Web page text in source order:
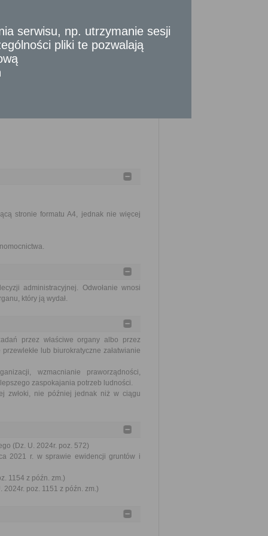
stosownej opłaty.
stronie formatu A4, jednak nie więcej
administracyjnej. Odwołanie wnosi
który ją wydał.
przez właściwe organy albo przez
lub biurokratyczne załatwianie
wzmacnianie praworządności,
zaspokajania potrzeb ludności.
zwłoki, nie później jednak niż w ciągu
(Dz. U. 2024r. poz. 572)
2021 r. w sprawie ewidencji gruntów i
1154 z późn. zm.)
poz. 1151 z późn. zm.)
serwisu, np. utrzymanie sesji
pliki te pozwalają